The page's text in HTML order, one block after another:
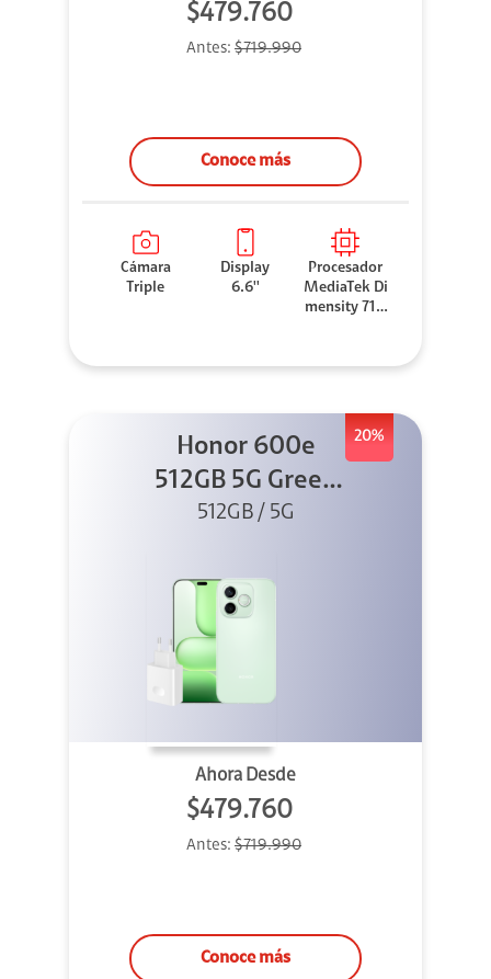
$479.760
Antes: $719.990
Conoce más
Cámara
Triple
Display
6.6''
Procesador
MediaTek Di
mensity 710
20%
Honor 600e
512GB 5G Green
+ 45W
512GB / 5G
Ahora Desde
$479.760
Antes: $719.990
Conoce más